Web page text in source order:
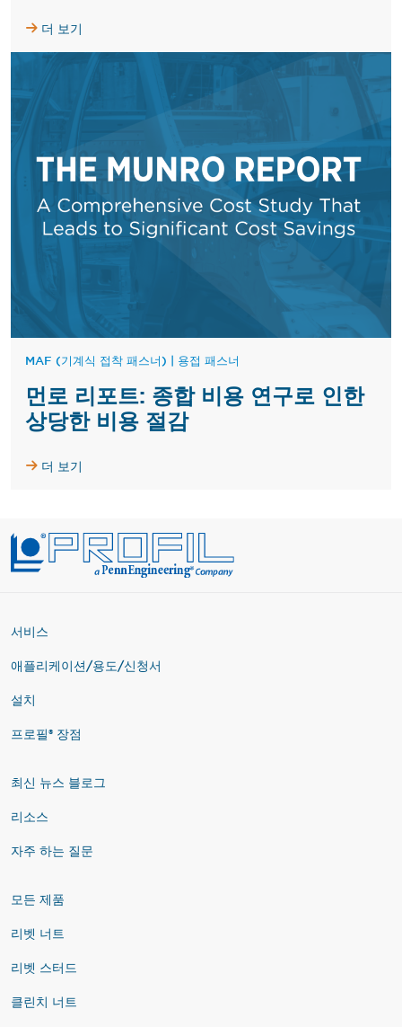
더 보기
MAF (기계식 접착 패스너) | 용접 패스너
먼로 리포트: 종합 비용 연구로 인한
상당한 비용 절감
더 보기
서비스
애플리케이션/용도/신청서
설치
프로필® 장점
최신 뉴스 블로그
리소스
자주 하는 질문
모든 제품
리벳 너트
리벳 스터드
클린치 너트